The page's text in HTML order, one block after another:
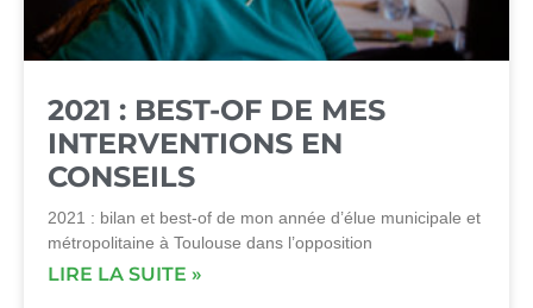
2021 : BEST-OF DE MES
INTERVENTIONS EN
CONSEILS
2021 : bilan et best-of de mon année d’élue municipale et
métropolitaine à Toulouse dans l’opposition
LIRE LA SUITE »